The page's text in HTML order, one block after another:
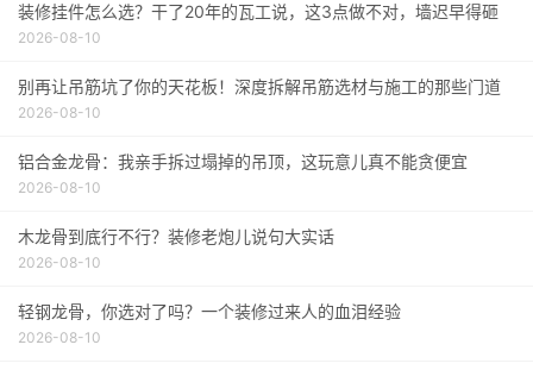
装修挂件怎么选？干了20年的瓦工说，这3点做不对，墙迟早得砸
2026-08-10
别再让吊筋坑了你的天花板！深度拆解吊筋选材与施工的那些门道
2026-08-10
铝合金龙骨：我亲手拆过塌掉的吊顶，这玩意儿真不能贪便宜
2026-08-10
木龙骨到底行不行？装修老炮儿说句大实话
2026-08-10
轻钢龙骨，你选对了吗？一个装修过来人的血泪经验
2026-08-10